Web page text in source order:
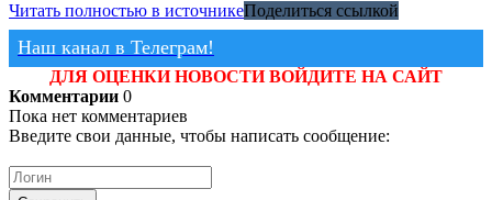
Читать полностью в источникеПоделиться ссылкой
Наш канал в Телеграм!
ДЛЯ ОЦЕНКИ НОВОСТИ ВОЙДИТЕ НА САЙТ
Комментарии 0
Пока нет комментариев
Введите свои данные, чтобы написать сообщение: